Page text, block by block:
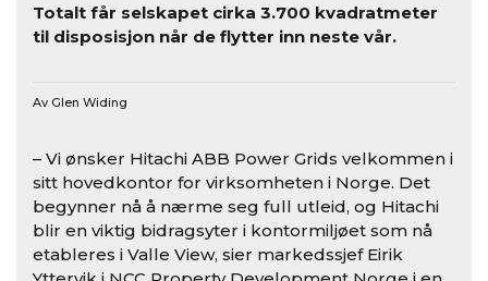
Totalt får selskapet cirka 3.700 kvadratmeter
til disposisjon når de flytter inn neste vår.
Av Glen Widing
– Vi ønsker Hitachi ABB Power Grids velkommen i
sitt hovedkontor for virksomheten i Norge. Det
begynner nå å nærme seg full utleid, og Hitachi
blir en viktig bidragsyter i kontormiljøet som nå
etableres i Valle View, sier markedssjef Eirik